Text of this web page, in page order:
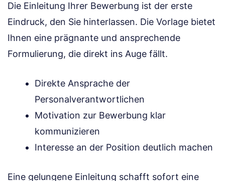
Die Einleitung Ihrer Bewerbung ist der erste
Eindruck, den Sie hinterlassen. Die Vorlage bietet
Ihnen eine prägnante und ansprechende
Formulierung, die direkt ins Auge fällt.
Direkte Ansprache der
Personalverantwortlichen
Motivation zur Bewerbung klar
kommunizieren
Interesse an der Position deutlich machen
Eine gelungene Einleitung schafft sofort eine